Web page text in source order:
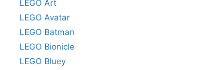
LEGO Art
LEGO Avatar
LEGO Batman
LEGO Bionicle
LEGO Bluey